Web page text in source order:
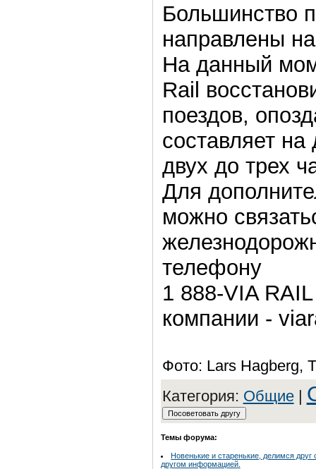
Большинство
направлены
На данный
Rail
поездов,
составляет
двух до трех
Для
можно
телефону
1 888-VIA
компании -
Фото: Lars Hagberg,
Категория: Общие|
Темы форума:
Новенькие и старенькие, делимся друг
другом информацией.